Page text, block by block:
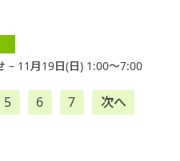
– 11月19日(日) 1:00～7:00
5 6 7 次へ